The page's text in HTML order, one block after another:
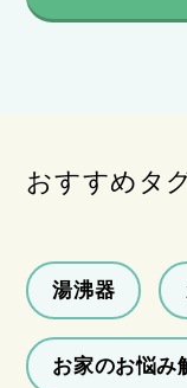
おすすめタ
湯沸器
お家のお悩み